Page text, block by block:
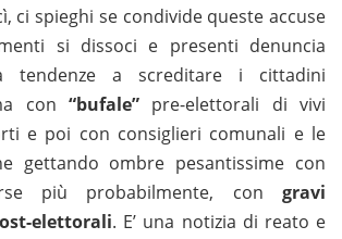
ci spieghi se condivide queste accuse
si dissoci e presenti denuncia
tendenze a screditare i cittadini
con “bufale” pre-elettorali di vivi
e poi con consiglieri comunali e le
gettando ombre pesantissime con
più probabilmente, con gravi
elettorali. E’ una notizia di reato e